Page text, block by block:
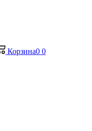
Корзина0 0